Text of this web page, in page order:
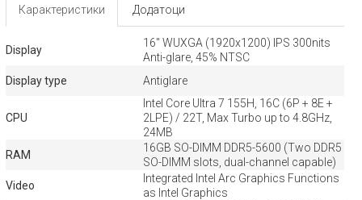
Карактеристики Додатоци
Display
16" WUXGA (1920x1200) IPS 300nits
Anti-glare, 45% NTSC
Display type
Antiglare
CPU
Intel Core Ultra 7 155H, 16C (6P + 8E +
2LPE) / 22T, Max Turbo up to 4.8GHz,
24MB
RAM
16GB SO-DIMM DDR5-5600 (Two DDR5
SO-DIMM slots, dual-channel capable)
Video
Integrated Intel Arc Graphics Functions
as Intel Graphics